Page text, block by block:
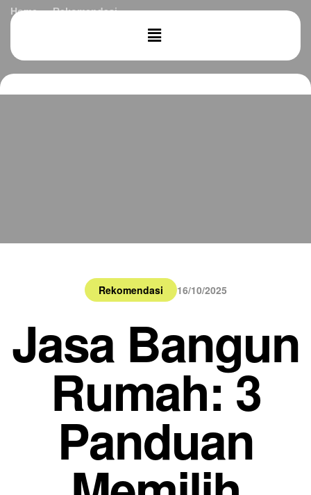
Home
Rekomendasi
Jasa Bangun Rumah: 3 Panduan Memilih Material Lantai
Outdoor yang Tahan Cuaca & Anti-Slip
Rekomendasi 16/10/2025
Jasa Bangun
Rumah: 3
Panduan